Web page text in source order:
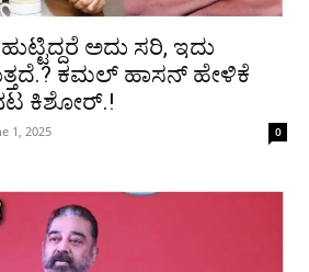
ಅದು ಸರಿ, ಇದು
ಕಮಲ್ ಹಾಸನ್ ಹೇಳಿಕೆ
ಕಿಶೋರ್.!
1, 2025 0